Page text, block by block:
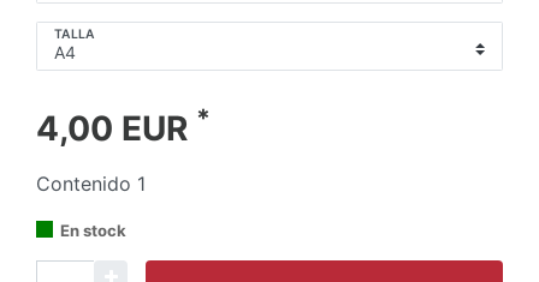
TALLA
4,00 EUR *
Contenido 1
En stock